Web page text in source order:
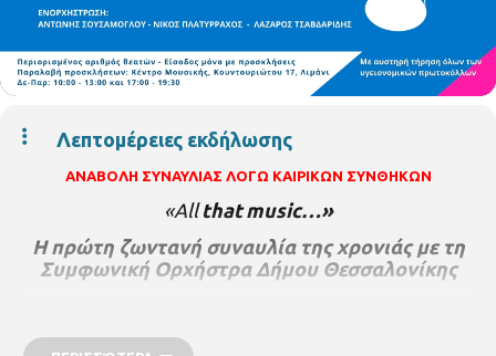
Λεπτομέρειες εκδήλωσης
ΑΝΑΒΟΛΗ ΣΥΝΑΥΛΙΑΣ ΛΟΓΩ ΚΑΙΡΙΚΩΝ ΣΥΝΘΗΚΩΝ
«All that music…»
Η πρώτη ζωντανή συναυλία της χρονιάς με τη
Συμφωνική Ορχήστρα Δήμου Θεσσαλονίκης
μαέστρου Μίλτου Λογιάδη